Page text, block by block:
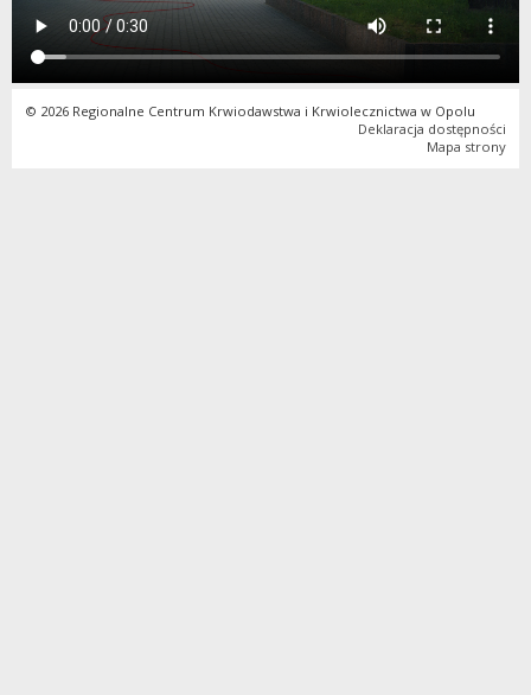
© 2026 Regionalne Centrum Krwiodawstwa i Krwiolecznictwa w Opolu
Deklaracja dostępności
Mapa strony